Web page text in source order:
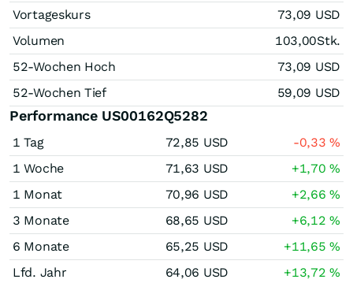
Vortageskurs
73,09 USD
Volumen
103,00Stk.
52-Wochen Hoch
73,09 USD
52-Wochen Tief
59,09 USD
Performance US00162Q5282
1 Tag 72,85 USD -0,33%
1 Woche
71,63 USD +1,70%
1 Monat
70,96 USD +2,66%
3 Monate
68,65 USD +6,12%
6 Monate
65,25 USD +11,65%
Lfd. Jahr
64,06 USD +13,72%